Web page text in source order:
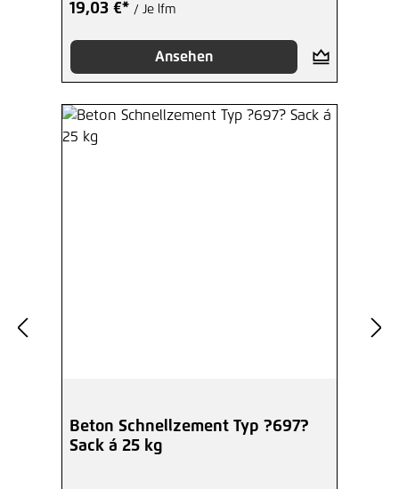
19,03 €* / Je lfm
Ansehen
Beton Schnellzement Typ ?697?
Sack á 25 kg